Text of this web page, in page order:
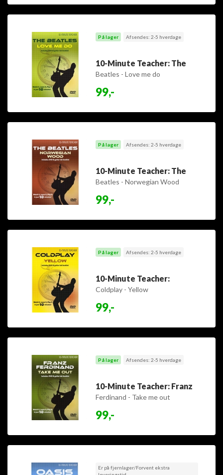
På lager Afsendes: 2-5 hverdage
10-Minute Teacher: The
Beatles - Love me do
99,-
På lager Afsendes: 2-5 hverdage
10-Minute Teacher: The
Beatles - Norwegian Wood
99,-
På lager Afsendes: 2-5 hverdage
10-Minute Teacher:
Coldplay - Yellow
99,-
På lager Afsendes: 2-5 hverdage
10-Minute Teacher: Franz
Ferdinand - Take me out
99,-
Er på fjernlager/Forvent ekstra